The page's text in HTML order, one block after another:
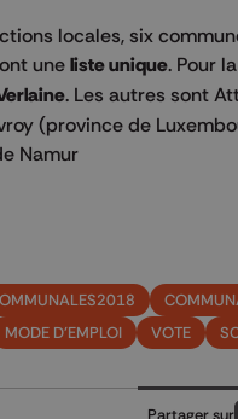
locales, six
une liste unique. Pour
. Les autres sont
(province de
Namur
MODE D'EMPLOI VOTE
Partager sur